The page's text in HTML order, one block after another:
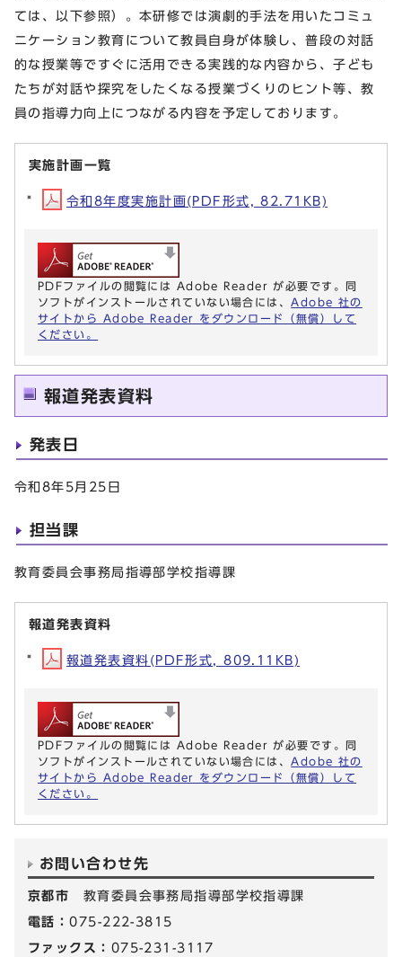
ては、以下参照）。本研修では演劇的手法を用いたコミュ
ニケーション教育について教員自身が体験し、普段の対話
的な授業等ですぐに活用できる実践的な内容から、子ども
たちが対話や探究をしたくなる授業づくりのヒント等、教
員の指導力向上につながる内容を予定しております。
実施計画一覧
令和8年度実施計画(PDF形式, 82.71KB)
PDFファイルの閲覧には Adobe Reader が必要です。同
ソフトがインストールされていない場合には、 Adobe 社の
サイトから Adobe Reader をダウンロード（無償）して
ください。
報道発表資料
発表日
令和8年5月25日
担当課
教育委員会事務局指導部学校指導課
報道発表資料
報道発表資料(PDF形式, 809.11KB)
PDFファイルの閲覧には Adobe Reader が必要です。同
ソフトがインストールされていない場合には、 Adobe 社の
サイトから Adobe Reader をダウンロード（無償）して
ください。
お問い合わせ先
京都市 教育委員会事務局指導部学校指導課
電話：075-222-3815
ファックス： 075-231-3117